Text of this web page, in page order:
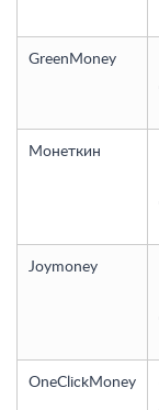
GreenMoney
Монеткин
Joymoney
OneClickMoney